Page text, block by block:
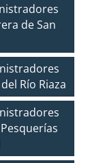
de San
Río Riaza